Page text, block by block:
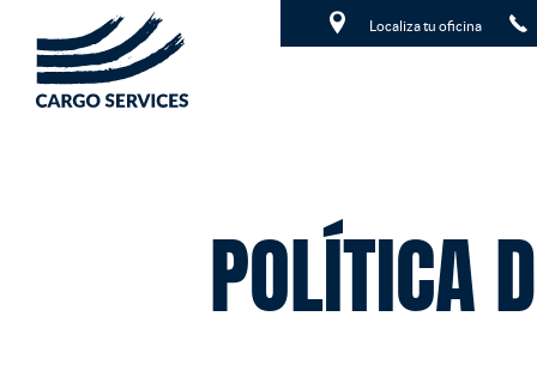
/ EN
SERVICIOS
TERRESTRE
PÍDENOS PRESUPUESTO
Localiza tu oficina
POLÍTICA